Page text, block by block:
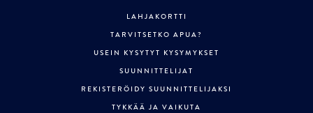
LAHJAKORTTI
TARVITSETKO APUA?
USEIN KYSYTYT KYSYMYKSET
SUUNNITTELIJAT
REKISTERÖIDY SUUNNITTELIJAKSI
TYKKÄÄ JA VAIKUTA